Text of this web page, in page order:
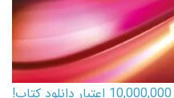
کارت اعتباری کتاب دانلود با 10,000,000 اعتبار دانلود کتاب!